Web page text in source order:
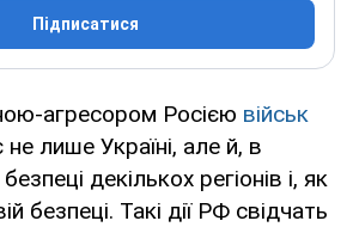
Підписатися
агресором Росією військ
лише Україні, але й, в
декількох регіонів і, як
безпеці. Такі дії РФ свідчать